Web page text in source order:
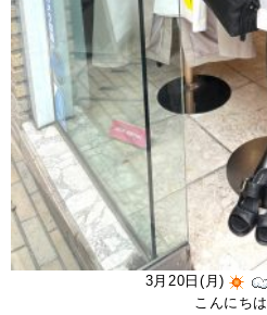
3月20日(月)
こんにちは